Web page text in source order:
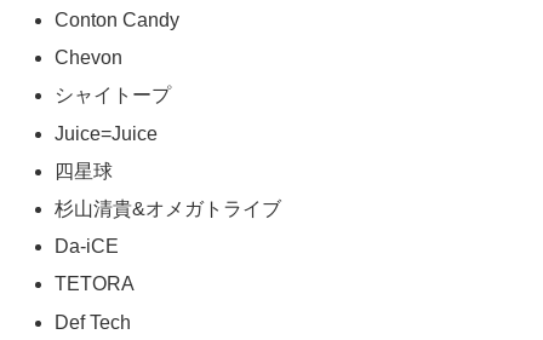
Conton Candy
Chevon
シャイトープ
Juice=Juice
四星球
杉山清貴&オメガトライブ
Da-iCE
TETORA
Def Tech